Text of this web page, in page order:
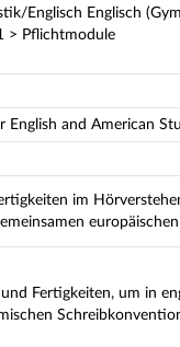
Englisch Englisch
> Pflichtmodule
and American
im
Fertigkeiten, um in